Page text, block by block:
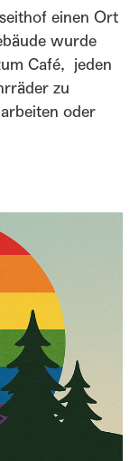
einen Ort
wurde
Café, jeden
zu
oder